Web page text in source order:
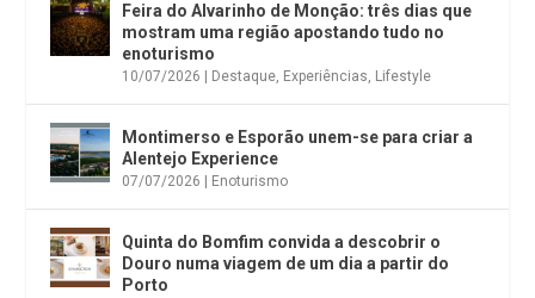
Feira do Alvarinho de Monção: três dias que
mostram uma região apostando tudo no
enoturismo
10/07/2026 Destaque, Experiências, Lifestyle
Montimerso e Esporão unem-se para criar a
Alentejo Experience
07/07/2026 Enoturismo
Quinta do Bomfim convida a descobrir o
Douro numa viagem de um dia a partir do
Porto